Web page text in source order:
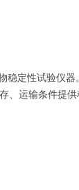
稳定性试验仪器
、运输条件提